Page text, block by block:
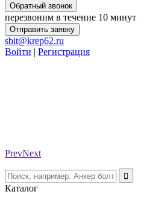
Обратный звонок
перезвоним в течение 10 минут
Отправить заявку
sbit@krep62.ru
Войти | Регистрация
PrevNext
Каталог